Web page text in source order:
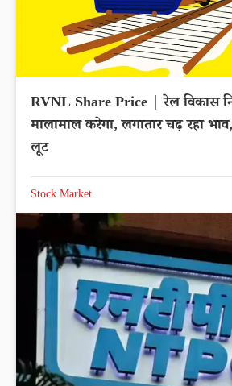
RVNL Share Price | रेल विकास
मालामाल करेगा, लगातार चढ़ रहा
लूट
Stock Market